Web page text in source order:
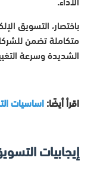
باختصار، التسويق
متكاملة تضمن
الشديدة وسرعة
اقرأ أيضًا: اساسيات
إيجابيات